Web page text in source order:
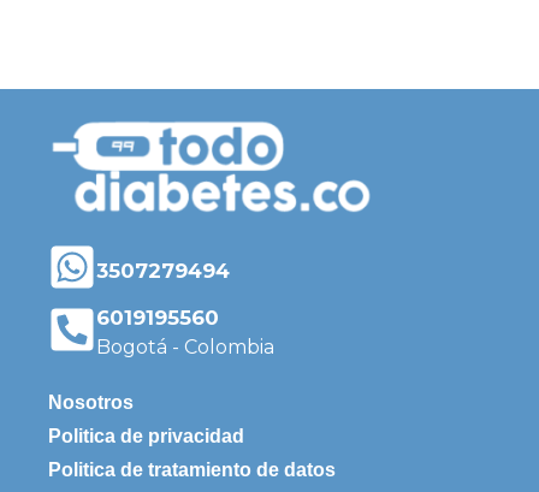
3507279494
6019195560
Bogotá - Colombia
Nosotros
Politica de privacidad
Politica de tratamiento de datos